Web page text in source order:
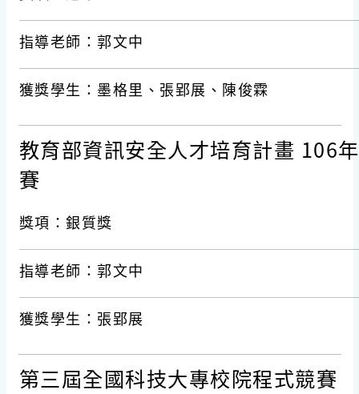
指導老師：郭文中
獲獎學生：墨格里、張郢展、陳俊霖
教育部資訊安全人才培育計畫 106
賽
獎項：銀質獎
指導老師：郭文中
獲獎學生：張郢展
第三屆全國科技大專校院程式競賽